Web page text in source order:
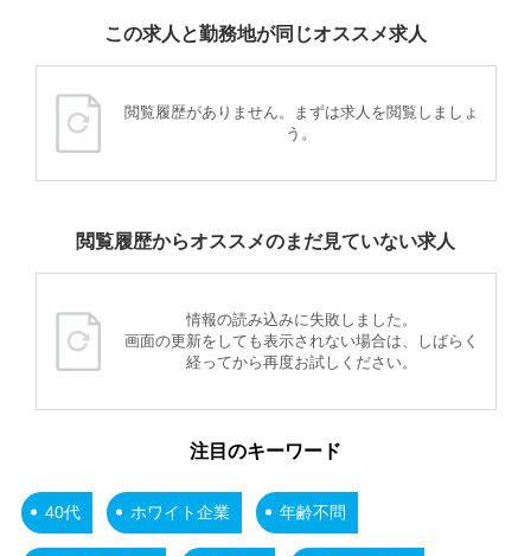
この求人と勤務地が同じオススメ求人
閲覧履歴がありません。まずは求人を閲覧しましょ
う。
閲覧履歴からオススメのまだ見ていない求人
情報の読み込みに失敗しました。
画面の更新をしても表示されない場合は、しばらく
経ってから再度お試しください。
注目のキーワード
40代 ホワイト企業 年齢不問